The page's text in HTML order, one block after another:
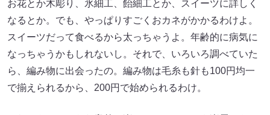
お花とか木彫り、氷細工、飴細工とか、スイーツに詳しく
なるとか。でも、やっぱりすごくおカネがかかるわけよ。
スイーツだって食べるから太っちゃうよ。年齢的に病気に
なっちゃうかもしれないし。それで、いろいろ調べていた
ら、編み物に出会ったの。編み物は毛糸も針も100円均一
で揃えられるから、200円で始められるわけ。